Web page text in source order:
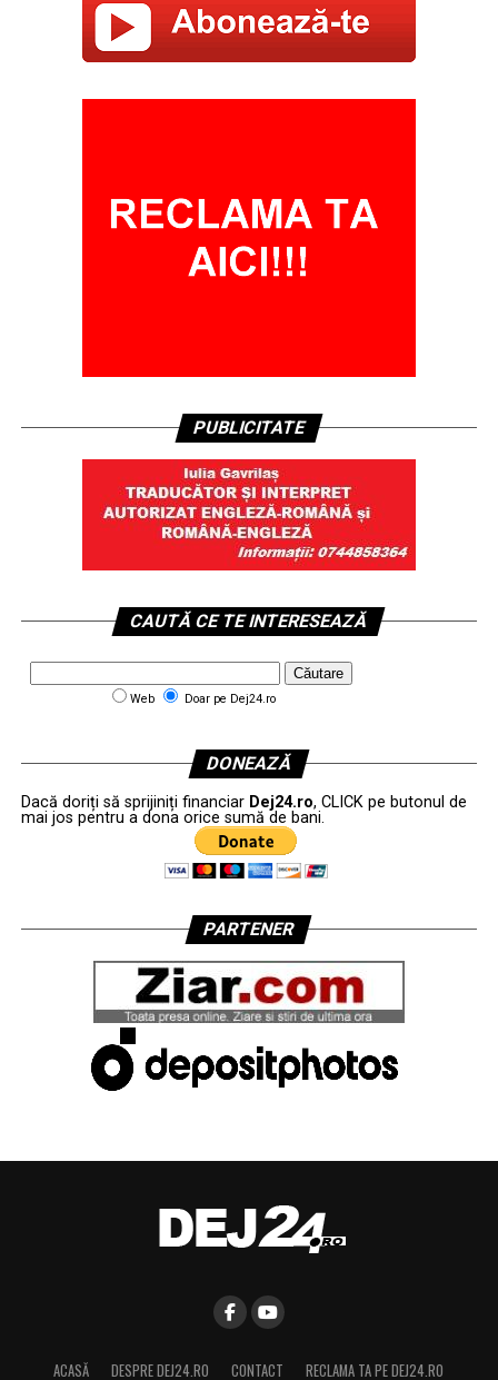
PUBLICITATE
CAUTĂ CE TE INTERESEAZĂ
Web Doar pe Dej24.ro
DONEAZĂ
Dacă doriți să sprijiniți financiar Dej24.ro, CLICK pe butonul de
mai jos pentru a dona orice sumă de bani.
PARTENER
ACASĂ DESPRE DEJ24.RO CONTACT RECLAMA TA PE DEJ24.RO